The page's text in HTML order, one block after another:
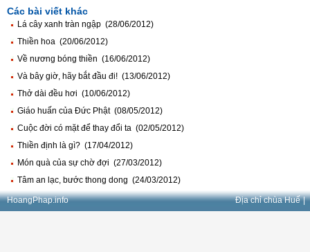
Các bài viết khác
Lá cây xanh tràn ngập (28/06/2012)
Thiền hoa (20/06/2012)
Về nương bóng thiền (16/06/2012)
Và bây giờ, hãy bắt đầu đi! (13/06/2012)
Thở dài đều hơi (10/06/2012)
Giáo huấn của Đức Phật (08/05/2012)
Cuộc đời có mặt để thay đổi ta (02/05/2012)
Thiền định là gì? (17/04/2012)
Món quà của sự chờ đợi (27/03/2012)
Tâm an lạc, bước thong dong (24/03/2012)
HoangPhap.info Địa chỉ chùa Huế |